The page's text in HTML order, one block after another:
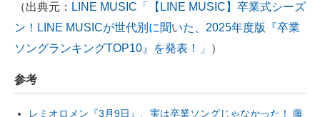
（出典元： LINE MUSIC「【LINE MUSIC】卒業式シーズ
ン！LINE MUSICが世代別に聞いた、2025年度版『卒業
ソングランキングTOP10』を発表！」
）
参考
レミオロメン『3月9日』、実は卒業ソングじゃなかった！ 藤